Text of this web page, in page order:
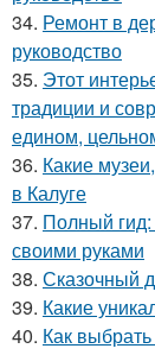
34. Ремонт в
руководство
35. Этот
традиции и
едином,
36. Какие
в Калуге
37. Полный гид:
своими руками
38. Сказочный
39. Какие
40. Как